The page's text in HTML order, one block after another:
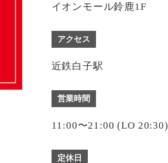
イオンモール鈴鹿1F
アクセス
近鉄白子駅
営業時間
11:00〜21:00 (LO 20:30)
定休日